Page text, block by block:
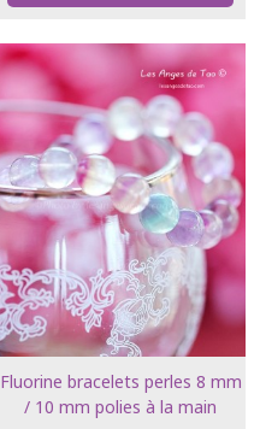
Fluorine bracelets perles 8 mm
/ 10 mm polies à la main